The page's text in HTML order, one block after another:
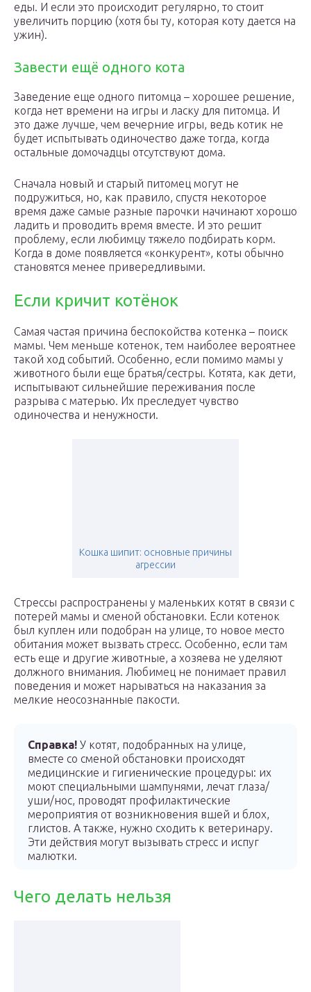
еды. И если это происходит регулярно, то стоит
увеличить порцию (хотя бы ту, которая коту дается на
ужин).
Завести ещё одного кота
Заведение еще одного питомца – хорошее решение,
когда нет времени на игры и ласку для питомца. И
это даже лучше, чем вечерние игры, ведь котик не
будет испытывать одиночество даже тогда, когда
остальные домочадцы отсутствуют дома.
Сначала новый и старый питомец могут не
подружиться, но, как правило, спустя некоторое
время даже самые разные парочки начинают хорошо
ладить и проводить время вместе. И это решит
проблему, если любимцу тяжело подбирать корм.
Когда в доме появляется «конкурент», коты обычно
становятся менее привередливыми.
Если кричит котёнок
Самая частая причина беспокойства котенка – поиск
мамы. Чем меньше котенок, тем наиболее вероятнее
такой ход событий. Особенно, если помимо мамы у
животного были еще братья/сестры. Котята, как дети,
испытывают сильнейшие переживания после
разрыва с матерью. Их преследует чувство
одиночества и ненужности.
Кошка шипит: основные причины
агрессии
Стрессы распространены у маленьких котят в связи с
потерей мамы и сменой обстановки. Если котенок
был куплен или подобран на улице, то новое место
обитания может вызвать стресс. Особенно, если там
есть еще и другие животные, а хозяева не уделяют
должного внимания. Любимец не понимает правил
поведения и может нарываться на наказания за
мелкие неосознанные пакости.
Справка! У котят, подобранных на улице,
вместе со сменой обстановки происходят
медицинские и гигиенические процедуры: их
моют специальными шампунями, лечат глаза/
уши/нос, проводят профилактические
мероприятия от возникновения вшей и блох,
глистов. А также, нужно сходить к ветеринару.
Эти действия могут вызывать стресс и испуг
малютки.
Чего делать нельзя